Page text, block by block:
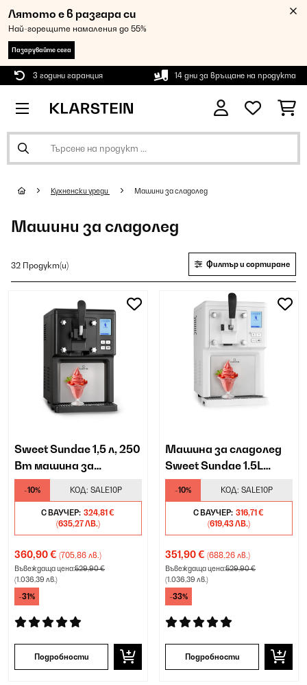
Лятото е в разгара си
Най-горещите намаления до 55%
Пазарувайте сега
3 години гаранция 14 дни за връщане на продукта
Кухненски уреди Машини за сладолед
Машини за сладолед
32 Продукт(и) Филтър и сортиране
Sweet Sundae 1,5 л, 250
Вт машина за
сладолед с компресор,
черна
-10% КОД: SALE10P
С ВАУЧЕР: 324,81 €
(635,27 ЛВ.)
360,90 € (705,86 лв.)
Въвеждаща цена:529,90 €
(1.036,39 лв.)
-31%
Подробности
Машина за сладолед
Sweet Sundae 1.5L
250W с компресор,
бяла
-10% КОД: SALE10P
С ВАУЧЕР: 316,71 €
(619,43 ЛВ.)
351,90 € (688,26 лв.)
Въвеждаща цена:529,90 €
(1.036,39 лв.)
-33%
Подробности